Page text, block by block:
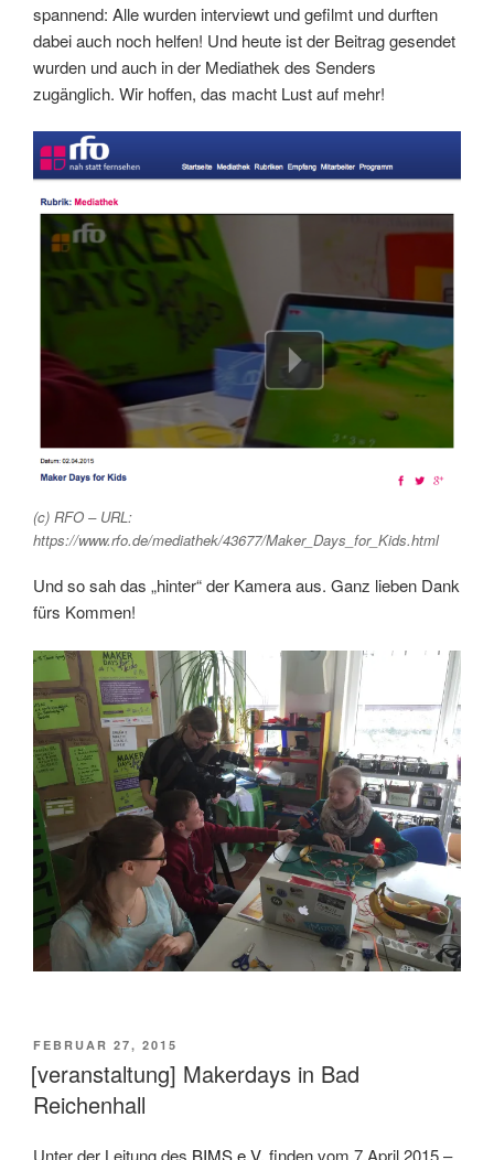
spannend: Alle wurden interviewt und gefilmt und durften
dabei auch noch helfen! Und heute ist der Beitrag gesendet
wurden und auch in der Mediathek des Senders
zugänglich. Wir hoffen, das macht Lust auf mehr!
(c) RFO – URL:
https://www.rfo.de/mediathek/43677/Maker_Days_for_Kids.html
Und so sah das „hinter“ der Kamera aus. Ganz lieben Dank
fürs Kommen!
VERÖFFENTLICHT
AM
FEBRUAR 27, 2015
[veranstaltung] Makerdays in Bad
Reichenhall
Unter der Leitung des BIMS e.V. finden vom 7.April 2015 –